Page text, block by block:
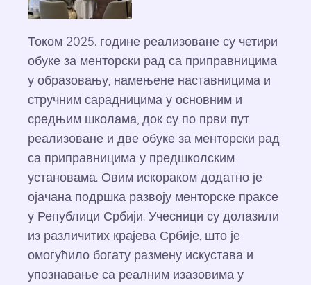
Током 2025. године реализоване су четири
обуке за менторски рад са приправницима
у образовању, намењене наставницима и
стручним сарадницима у основним и
средњим школама, док су по први пут
реализоване и две обуке за менторски рад
са приправницима у предшколским
установама. Овим искораком додатно је
ојачана подршка развоју менторске праксе
у Републици Србији. Учесници су долазили
из различитих крајева Србије, што је
омогућило богату размену искустава и
упознавање са реалним изазовима у